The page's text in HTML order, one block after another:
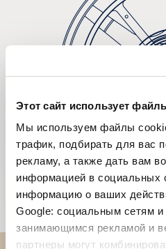
Этот сайт использует
Мы используем файлы
трафик, подбирать для вас
рекламу, а также дать вам
информацией в социальных
информацию о ваших
Google: социальным сетям и
занимающимся рекламой и
партнеры могут